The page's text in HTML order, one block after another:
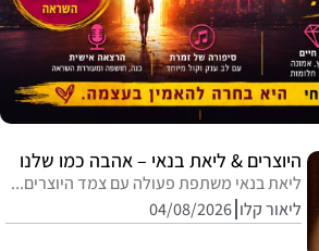
היוצרים & ליאת בנאי – אהבה כמו שלנו
ליאת בנאי משתפת פעולה עם צמד היוצרים...
ליאור קלו 04/08/2026